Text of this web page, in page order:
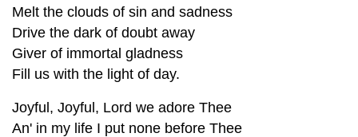
Melt the clouds of sin and sadness
Drive the dark of doubt away
Giver of immortal gladness
Fill us with the light of day.
Joyful, Joyful, Lord we adore Thee
An' in my life I put none before Thee